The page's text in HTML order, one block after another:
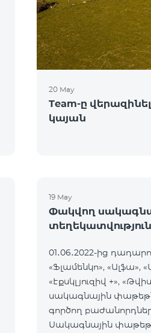
20 May
Team-ը
կայան
19 May
Փակվող
տեղեկատվություն
01․06․2022-ից
«Ֆլամենկո», «Ալֆա»,
«Էքսկլյուզիվ +»,
սակագնային
գործող
Սակագնային